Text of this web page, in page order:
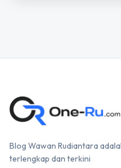
Blog Wawan Rudiantara
terlengkap dan terkini